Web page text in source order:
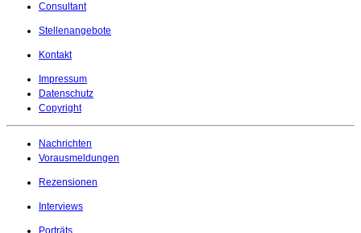
Consultant
Stellenangebote
Kontakt
Impressum
Datenschutz
Copyright
Nachrichten
Vorausmeldungen
Rezensionen
Interviews